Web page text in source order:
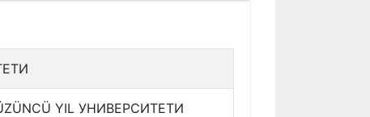
YIL УНИВЕРСИТЕТИ